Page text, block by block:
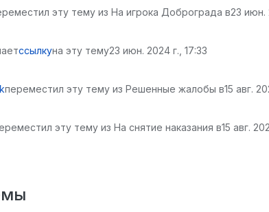
эту тему из На игрока Доброграда в23 июн.
ссылкуна эту тему23 июн. 2024 г., 17:33
переместил эту тему из Решенные жалобы в15 авг.
эту тему из На снятие наказания в15 авг.